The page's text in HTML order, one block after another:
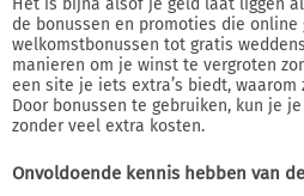
Het is bijna alsof je geld laat liggen
de bonussen en promoties die online
welkomstbonussen tot gratis
manieren om je winst te vergroten
een site je iets extra’s biedt,
Door bonussen te gebruiken, kun je
zonder veel extra kosten.
Onvoldoende kennis hebben van